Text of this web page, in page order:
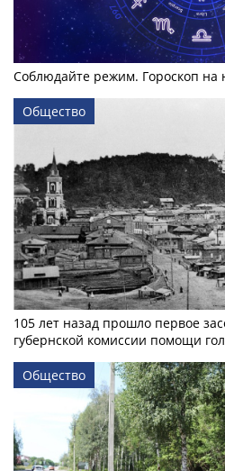
Соблюдайте режим. Гороскоп на
Общество
105 лет назад прошло первое
губернской комиссии помощи
Общество